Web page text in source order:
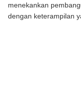
menekankan
dengan keterampilan